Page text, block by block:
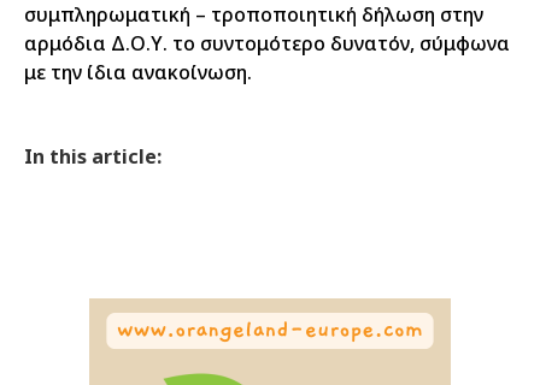
συμπληρωματική – τροποποιητική δήλωση στην
αρμόδια Δ.Ο.Υ. το συντομότερο δυνατόν, σύμφωνα
με την ίδια ανακοίνωση.
In this article: